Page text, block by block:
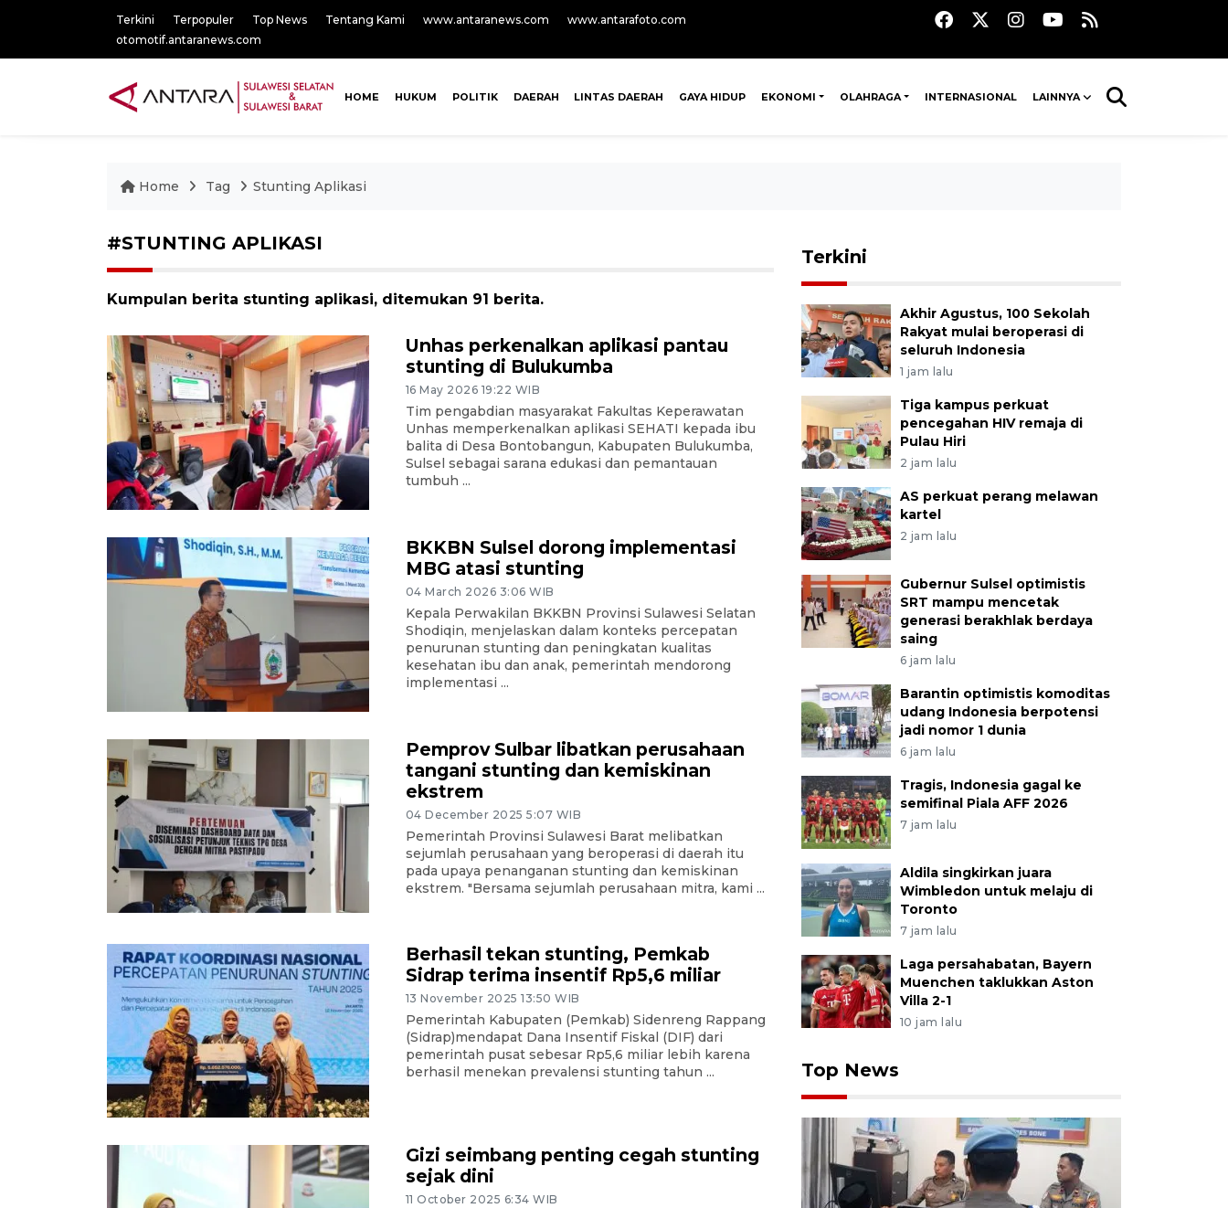
Terkini Terpopuler Top News Tentang Kami www.antaranews.com
www.antarafoto.com
otomotif.antaranews.com
HOME HUKUM POLITIK DAERAH LINTAS DAERAH GAYA HIDUP EKONOMI OLAHRAGA INTERNASIONAL LAINNYA
Home Tag Stunting Aplikasi
#STUNTING APLIKASI
Kumpulan berita stunting aplikasi, ditemukan 91 berita.
Unhas perkenalkan aplikasi pantau
stunting di Bulukumba
16 May 2026 19:22 WIB
Tim pengabdian masyarakat Fakultas Keperawatan
Unhas memperkenalkan aplikasi SEHATI kepada ibu
balita di Desa Bontobangun, Kabupaten Bulukumba,
Sulsel sebagai sarana edukasi dan pemantauan
tumbuh ...
BKKBN Sulsel dorong implementasi
MBG atasi stunting
04 March 2026 3:06 WIB
Kepala Perwakilan BKKBN Provinsi Sulawesi Selatan
Shodiqin, menjelaskan dalam konteks percepatan
penurunan stunting dan peningkatan kualitas
kesehatan ibu dan anak, pemerintah mendorong
implementasi ...
Pemprov Sulbar libatkan perusahaan
tangani stunting dan kemiskinan
ekstrem
04 December 2025 5:07 WIB
Pemerintah Provinsi Sulawesi Barat melibatkan
sejumlah perusahaan yang beroperasi di daerah itu
pada upaya penanganan stunting dan kemiskinan
ekstrem. "Bersama sejumlah perusahaan mitra, kami ...
Berhasil tekan stunting, Pemkab
Sidrap terima insentif Rp5,6 miliar
13 November 2025 13:50 WIB
Pemerintah Kabupaten (Pemkab) Sidenreng Rappang
(Sidrap)mendapat Dana Insentif Fiskal (DIF) dari
pemerintah pusat sebesar Rp5,6 miliar lebih karena
berhasil menekan prevalensi stunting tahun ...
Gizi seimbang penting cegah stunting
sejak dini
11 October 2025 6:34 WIB
Terkini
Akhir Agustus, 100 Sekolah
Rakyat mulai beroperasi di
seluruh Indonesia
1 jam lalu
Tiga kampus perkuat
pencegahan HIV remaja di
Pulau Hiri
2 jam lalu
AS perkuat perang melawan
kartel
2 jam lalu
Gubernur Sulsel optimistis
SRT mampu mencetak
generasi berakhlak berdaya
saing
6 jam lalu
Barantin optimistis komoditas
udang Indonesia berpotensi
jadi nomor 1 dunia
6 jam lalu
Tragis, Indonesia gagal ke
semifinal Piala AFF 2026
7 jam lalu
Aldila singkirkan juara
Wimbledon untuk melaju di
Toronto
7 jam lalu
Laga persahabatan, Bayern
Muenchen taklukkan Aston
Villa 2-1
10 jam lalu
Top News